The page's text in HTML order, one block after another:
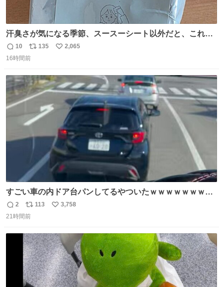
汗臭さが気になる季節、スースーシート以外だと、これが
とにかくスッキリする。2年くらい前に #生活は踊る で紹
介したやつ。おじさんにもおばさんにもオススメだ。ドラ
汗拭きシートみたいなもの。耳裏襟足首筋がんがん拭いて
汗臭不安を解消。
返
信
10
リ
ポ
ト
数
135
い
数
2,065
16時間前
すごい車の内ドア台パンしてるやついたｗｗｗｗｗｗｗｗ
ｗｗｗｗｗｗ
返
信
2
リ
ポ
ト
数
113
い
数
3,758
21時間前